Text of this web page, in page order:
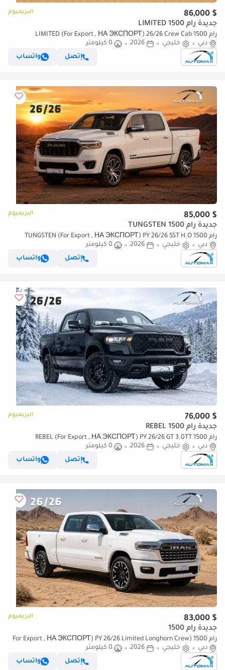
$ 86,000 البريميوم
جديدة رام 1500 LIMITED
رام 1500 LIMITED (For Export , НА ЭКСПОРТ) 26/26 Crew Cab
Hurricane H.O 3.0TT GCC Без пробега
دبي خليجي 2026
0 كيلومتر
إتصل
واتساب
$ 85,000 البريميوم
جديدة رام 1500 TUNGSTEN
رام 1500 TUNGSTEN (For Export , НА ЭКСПОРТ) PY 26/26 SST H.O
3.0TT GCC Без пробега
دبي خليجي 2026
0 كيلومتر
إتصل
واتساب
$ 76,000 البريميوم
جديدة رام 1500 REBEL
رام 1500 REBEL (For Export , НА ЭКСПОРТ) PY 26/26 GT 3.0TT
Hurricane GCC 0Km Без пробега
دبي خليجي 2026
0 كيلومتر
إتصل
واتساب
$ 83,000 البريميوم
جديدة رام 1500
رام 1500 (For Export , НА ЭКСПОРТ) PY 26/26 Limited Longhorn Crew
Cab eTorque V8 5.7L GCC Без пробега
دبي خليجي 2026
0 كيلومتر
إتصل
واتساب